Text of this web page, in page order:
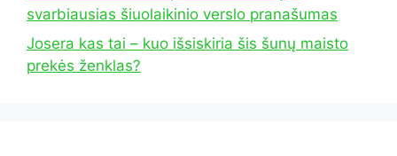
svarbiausias šiuolaikinio verslo pranašumas
Josera kas tai – kuo išsiskiria šis šunų maisto
prekės ženklas?